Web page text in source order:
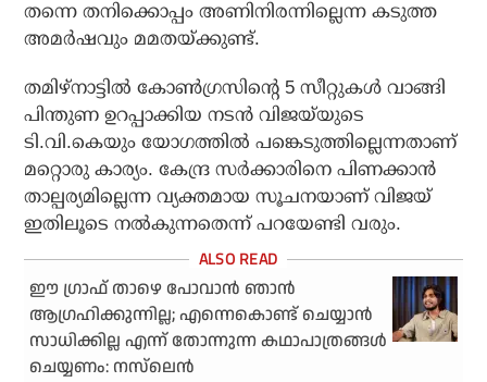
തന്നെ തനിക്കൊപ്പം അണിനിരന്നില്ലെന്ന കടുത്ത
അമര്‍ഷവും മമതയ്ക്കുണ്ട്.
തമിഴ്നാട്ടില്‍ കോണ്‍ഗ്രസിന്റെ 5 സീറ്റുകള്‍ വാങ്ങി
പിന്തുണ ഉറപ്പാക്കിയ നടന്‍ വിജയ്‌യുടെ
ടി.വി.കെയും യോഗത്തില്‍ പങ്കെടുത്തില്ലെന്നതാണ്
മറ്റൊരു കാര്യം. കേന്ദ്ര സര്‍ക്കാരിനെ പിണക്കാന്‍
താല്പര്യമില്ലെന്ന വ്യക്തമായ സൂചനയാണ് വിജയ്
ഇതിലൂടെ നല്‍കുന്നതെന്ന് പറയേണ്ടി വരും.
ഈ ഗ്രാഫ് താഴെ പോവാൻ ഞാൻ
ആഗ്രഹിക്കുന്നില്ല; എന്നെകൊണ്ട് ചെയ്യാൻ
സാധിക്കില്ല എന്ന് തോന്നുന്ന കഥാപാത്രങ്ങൾ
ചെയ്യണം: നസ്‌ലെൻ